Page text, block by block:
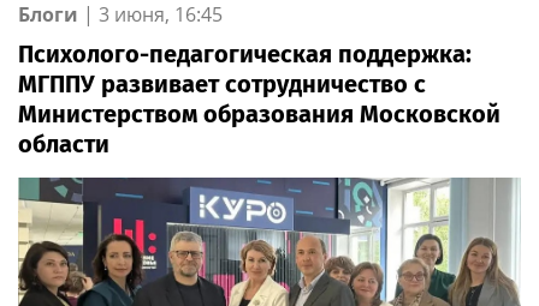
Блоги | 3 июня, 16:45
Психолого-педагогическая поддержка:
МГППУ развивает сотрудничество с
Министерством образования Московской
области